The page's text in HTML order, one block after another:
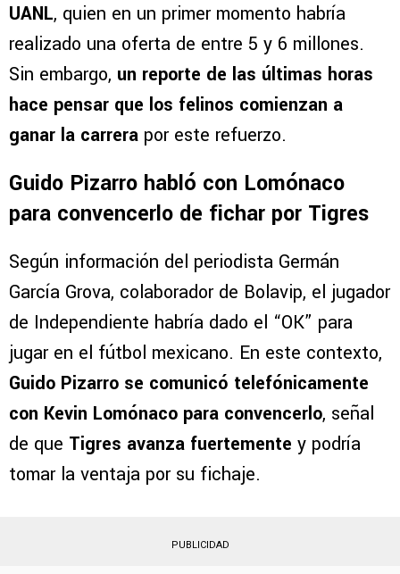
UANL, quien en un primer momento habría
realizado una oferta de entre 5 y 6 millones.
Sin embargo, un reporte de las últimas horas
hace pensar que los felinos comienzan a
ganar la carrera por este refuerzo.
Guido Pizarro habló con Lomónaco
para convencerlo de fichar por Tigres
Según información del periodista Germán
García Grova, colaborador de Bolavip, el jugador
de Independiente habría dado el “OK” para
jugar en el fútbol mexicano. En este contexto,
Guido Pizarro se comunicó telefónicamente
con Kevin Lomónaco para convencerlo, señal
de que Tigres avanza fuertemente y podría
tomar la ventaja por su fichaje.
PUBLICIDAD